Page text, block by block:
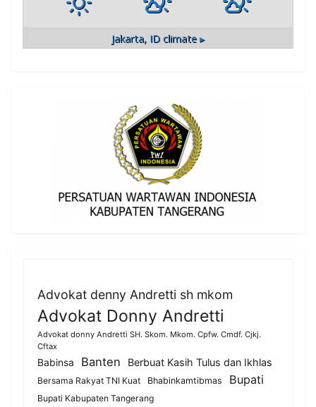
Jakarta, ID climate ▸
Advokat denny Andretti sh mkom
Advokat Donny Andretti
Advokat donny Andretti SH. Skom. Mkom. Cpfw. Cmdf. Cjkj.
Cftax
Babinsa Banten Berbuat Kasih Tulus dan Ikhlas
Bersama Rakyat TNI Kuat Bhabinkamtibmas Bupati
Bupati Kabupaten Tangerang